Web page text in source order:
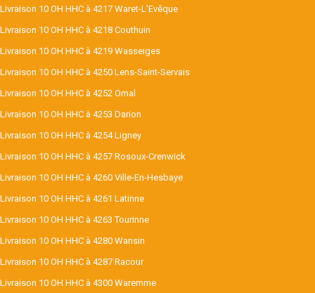
Livraison 10 OH HHC à 4217 Waret-L'Evêque
Livraison 10 OH HHC à 4218 Couthuin
Livraison 10 OH HHC à 4219 Wasseiges
Livraison 10 OH HHC à 4250 Lens-Saint-Servais
Livraison 10 OH HHC à 4252 Omal
Livraison 10 OH HHC à 4253 Darion
Livraison 10 OH HHC à 4254 Ligney
Livraison 10 OH HHC à 4257 Rosoux-Crenwick
Livraison 10 OH HHC à 4260 Ville-En-Hesbaye
Livraison 10 OH HHC à 4261 Latinne
Livraison 10 OH HHC à 4263 Tourinne
Livraison 10 OH HHC à 4280 Wansin
Livraison 10 OH HHC à 4287 Racour
Livraison 10 OH HHC à 4300 Waremme